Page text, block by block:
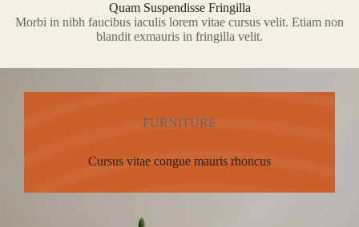
Quam Suspendisse Fringilla
Morbi in nibh faucibus iaculis lorem vitae cursus velit. Etiam non
blandit exmauris in fringilla velit.
FURNITURE
Cursus vitae congue mauris rhoncus